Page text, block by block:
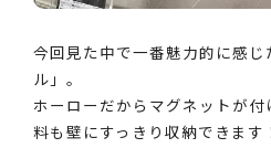
今回見た中で一番魅力的に感
ル」。
ホーローだからマグネットが
料も壁にすっきり収納できます